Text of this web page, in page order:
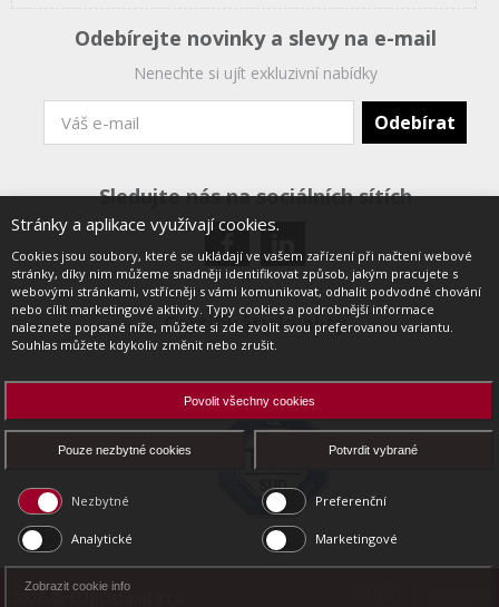
Odebírejte novinky a slevy na e-mail
Nenechte si ujít exkluzivní nabídky
Sledujte nás na sociálních sítích
Certifikáty kvality
2026 © EUROstand s.r.o.
Stránky a aplikace využívají cookies.
Cookies jsou soubory, které se ukládají ve vašem zařízení při načtení webové
stránky, díky nim můžeme snadněji identifikovat způsob, jakým pracujete s
webovými stránkami, vstřícněji s vámi komunikovat, odhalit podvodné chování
nebo cílit marketingové aktivity. Typy cookies a podrobnější informace
naleznete popsané níže, můžete si zde zvolit svou preferovanou variantu.
Souhlas můžete kdykoliv změnit nebo zrušit.
Pouze nezbytné cookies Potvrdit vybrané
Povolit všechny cookies
Nezbytné Preferenční
Analytické Marketingové
Zobrazit cookie info